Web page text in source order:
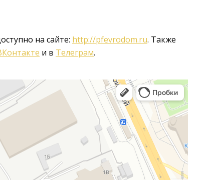
на сайте: http://pfevrodom.ru. Также
и в Телеграм.